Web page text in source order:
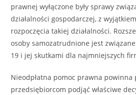
prawnej wyłączone były sprawy
działalności gospodarczej, z
rozpoczęcia takiej działalności.
osoby samozatrudnione jest
19 i jej skutkami dla najmniejszych
Nieodpłatna pomoc prawna powinna
przedsiębiorcom podjąć właściwe